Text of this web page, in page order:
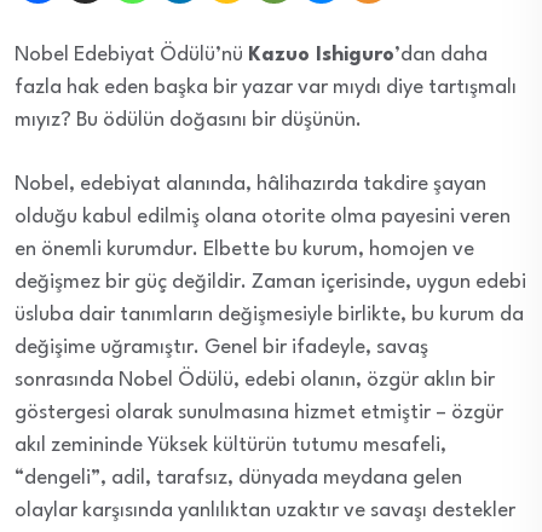
Nobel Edebiyat Ödülü’nü Kazuo Ishiguro’dan daha
fazla hak eden başka bir yazar var mıydı diye tartışmalı
mıyız? Bu ödülün doğasını bir düşünün.
Nobel, edebiyat alanında, hâlihazırda takdire şayan
olduğu kabul edilmiş olana otorite olma payesini veren
en önemli kurumdur. Elbette bu kurum, homojen ve
değişmez bir güç değildir. Zaman içerisinde, uygun edebi
üsluba dair tanımların değişmesiyle birlikte, bu kurum da
değişime uğramıştır. Genel bir ifadeyle, savaş
sonrasında Nobel Ödülü, edebi olanın, özgür aklın bir
göstergesi olarak sunulmasına hizmet etmiştir – özgür
akıl zemininde Yüksek kültürün tutumu mesafeli,
“dengeli”, adil, tarafsız, dünyada meydana gelen
olaylar karşısında yanlılıktan uzaktır ve savaşı destekler